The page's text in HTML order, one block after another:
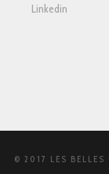
Linkedin
© 2017 LES BELLES